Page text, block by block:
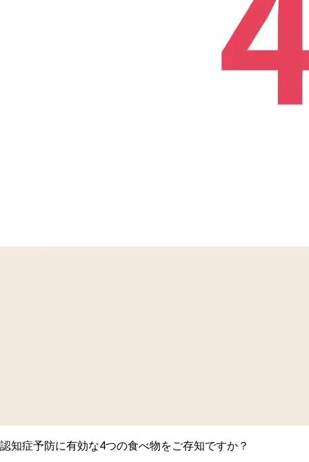
認知症予防に有効な4つの食べ物をご存知ですか？